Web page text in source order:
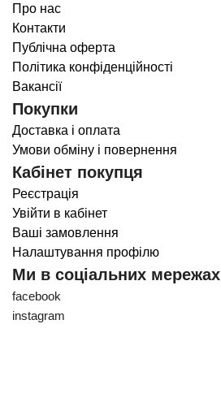
Про нас
Контакти
Публічна оферта
Політика конфіденційності
Вакансії
Покупки
Доставка і оплата
Умови обміну і повернення
Кабінет покупця
Реєстрація
Увійти в кабінет
Ваші замовлення
Налаштування профілю
Ми в соціальних мережах
facebook
instagram